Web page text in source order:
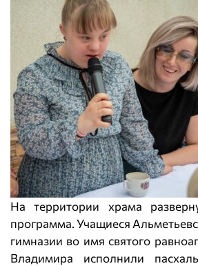
На территории храма
программа. Учащиеся
гимназии во имя святого
Владимира исполнили